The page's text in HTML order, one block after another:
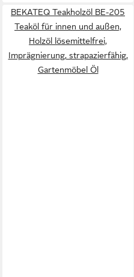
BEKATEQ Teakholzöl BE-205
Teaköl für innen und außen,
Holzöl lösemittelfrei,
Imprägnierung, strapazierfähig,
Gartenmöbel Öl